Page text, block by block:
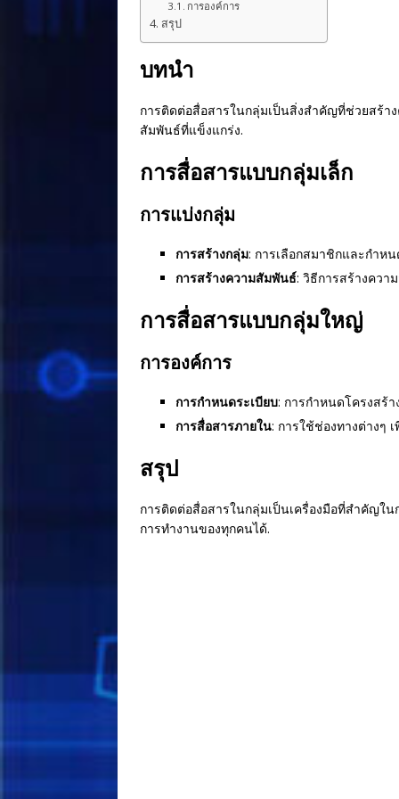
o
k
การองค์การ
สรุป
บทนำ
การติดต่อสื่อสารในกลุ่มเป็นสิ่งสำคัญที่ช่วยสร้
สัมพันธ์ที่แข็งแกร่ง.
การสื่อสารแบบกลุ่มเล็ก
การแบ่งกลุ่ม
การสร้างกลุ่ม: การเลือกสมาชิกและกำห
การสร้างความสัมพันธ์: วิธีการสร้างควา
การสื่อสารแบบกลุ่มใหญ่
การองค์การ
การกำหนดระเบียบ: การกำหนดโครงสร้
การสื่อสารภายใน: การใช้ช่องทางต่างๆ
สรุป
การติดต่อสื่อสารในกลุ่มเป็นเครื่องมือที่สำคัญใ
การทำงานของทุกคนได้.